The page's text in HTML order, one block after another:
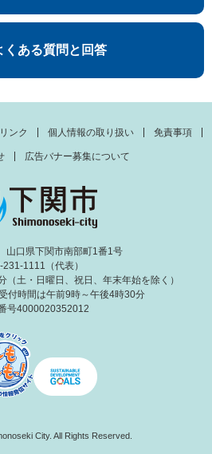
くある質問と回答
ンク 個人情報の取り扱い 免責事項
広告バナー募集について
口県下関市南部町1番1号
1111（代表）
土・日曜日、祝日、年末年始を除く）
付時間は午前9時～午後4時30分
号4000020352012
City. All Rights Reserved.